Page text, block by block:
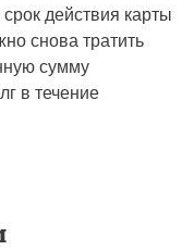
действия карты
снова тратить
сумму
в течение